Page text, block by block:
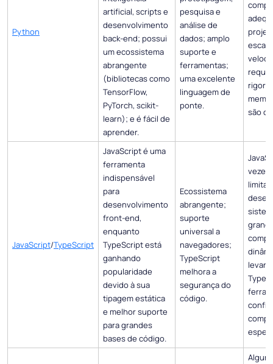
Python
artificial, scripts e
desenvolvimento
back-end; possui
um ecossistema
abrangente
(bibliotecas como
TensorFlow,
PyTorch, scikit-
learn); e é fácil de
aprender.
pesquisa e
análise de
dados; amplo
suporte e
ferramentas;
uma excelente
linguagem de
ponte.
são
JavaScript/TypeScript
JavaScript é uma
ferramenta
indispensável
para
desenvolvimento
front-end,
enquanto
TypeScript está
ganhando
popularidade
devido à sua
tipagem estática
e melhor suporte
para grandes
bases de código.
Ecossistema
abrangente;
suporte
universal a
navegadores;
TypeScript
melhora a
segurança do
código.
vezes
levar